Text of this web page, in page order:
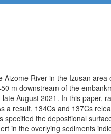
River in the Izusan area
m downstream of the
August 2021. In this paper,
a result, 134Cs and 137Cs
the depositional
in the overlying sediments